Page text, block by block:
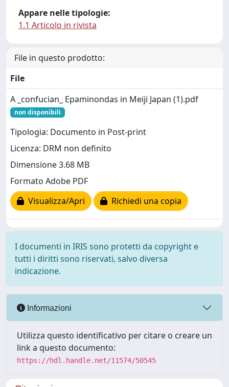
Appare nelle tipologie:
1.1 Articolo in rivista
File in questo prodotto:
File
A _confucian_ Epaminondas in Meiji Japan (1).pdf
non disponibili
Tipologia: Documento in Post-print
Licenza: DRM non definito
Dimensione 3.68 MB
Formato Adobe PDF
Visualizza/Apri
Richiedi una copia
I documenti in IRIS sono protetti da copyright e
tutti i diritti sono riservati, salvo diversa
indicazione.
Informazioni
Utilizza questo identificativo per citare o creare un
link a questo documento:
https://hdl.handle.net/11574/50545